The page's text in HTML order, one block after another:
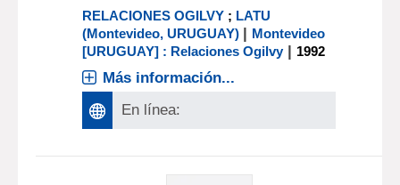
RELACIONES OGILVY ; LATU
(Montevideo, URUGUAY) | Montevideo
[URUGUAY] : Relaciones Ogilvy| 1992
Más información...
En línea: